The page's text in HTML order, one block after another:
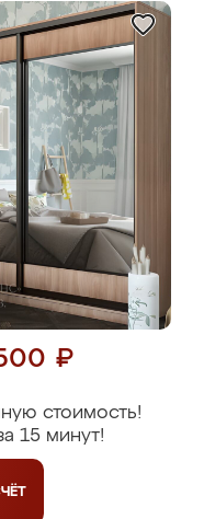
₽
стоимость!
15 минут!